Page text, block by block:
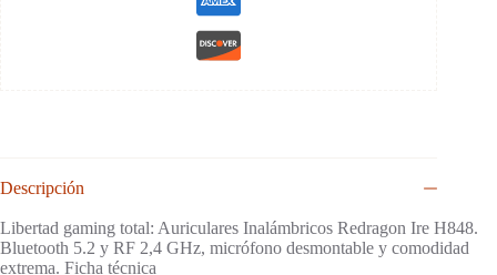
Descripción
Libertad gaming total: Auriculares Inalámbricos Redragon Ire H848.
Bluetooth 5.2 y RF 2,4 GHz, micrófono desmontable y comodidad
extrema. Ficha técnica